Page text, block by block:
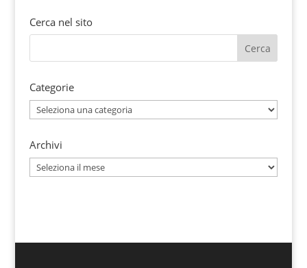
Cerca nel sito
Categorie
Categorie
Archivi
Archivi